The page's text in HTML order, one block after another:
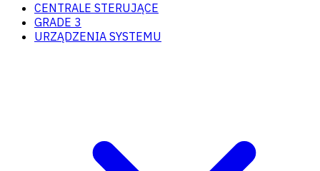
CENTRALE STERUJĄCE
GRADE 3
URZĄDZENIA SYSTEMU